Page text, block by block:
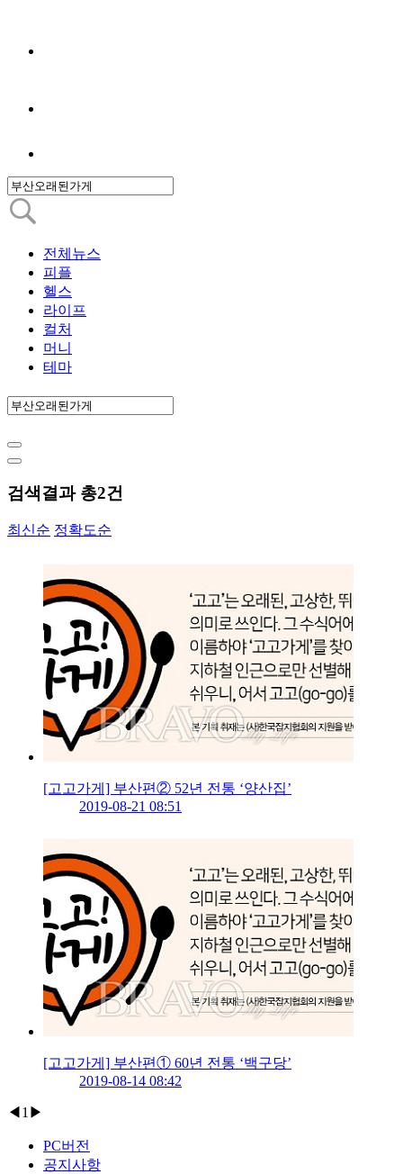
전체뉴스
피플
헬스
라이프
컬처
머니
테마
검색결과 총2건
최신순 정확도순
[고고가게] 부산편② 52년 전통 ‘양산집’
2019-08-21 08:51
[고고가게] 부산편① 60년 전통 ‘백구당’
2019-08-14 08:42
◀ 1 ▶
PC버전
공지사항